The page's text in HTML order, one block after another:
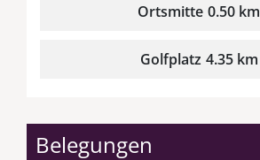
Ortsmitte 0.50 km
Golfplatz 4.35 km
Belegungen